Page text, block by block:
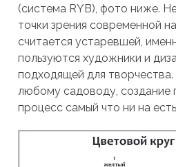
(система RYB), фото ниже.
точки зрения современной
считается устаревшей,
пользуются художники и
подходящей для творчества.
любому садоводу, создание
процесс самый что ни на